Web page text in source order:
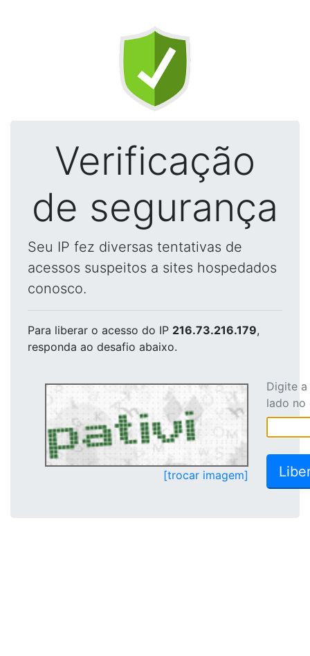
Verificação
de segurança
Seu IP fez diversas tentativas de
acessos suspeitos a sites hospedados
conosco.
Para liberar o acesso do IP 216.73.216.179,
responda ao desafio abaixo.
[trocar imagem]
Digite
lado no